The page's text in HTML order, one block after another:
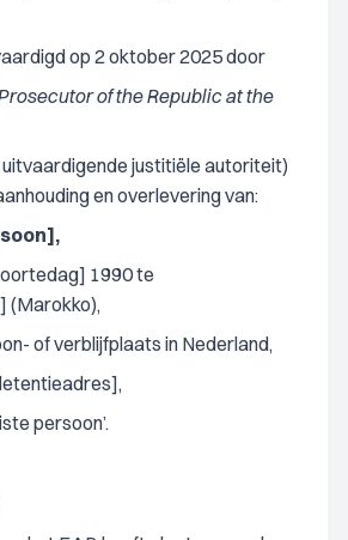
op 2 oktober 2025 door
of the Republic at the
uitvaardigende justitiële autoriteit)
en overlevering van:
1990 te
(Marokko),
of verblijfplaats in Nederland,
persoon’.